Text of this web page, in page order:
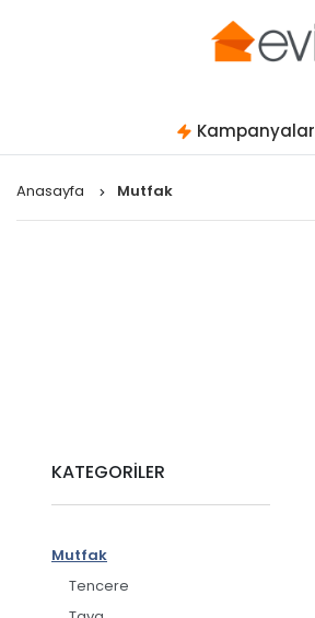
Kampanyalar
Anasayfa Mutfak
KATEGORİLER
Mutfak
Tencere